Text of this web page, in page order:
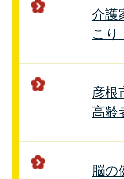
介護
こり
彦根
高齢
脳の